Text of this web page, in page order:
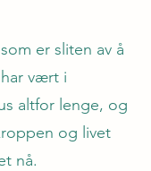
er sliten av å
vært i
altfor lenge, og
og livet
nå.